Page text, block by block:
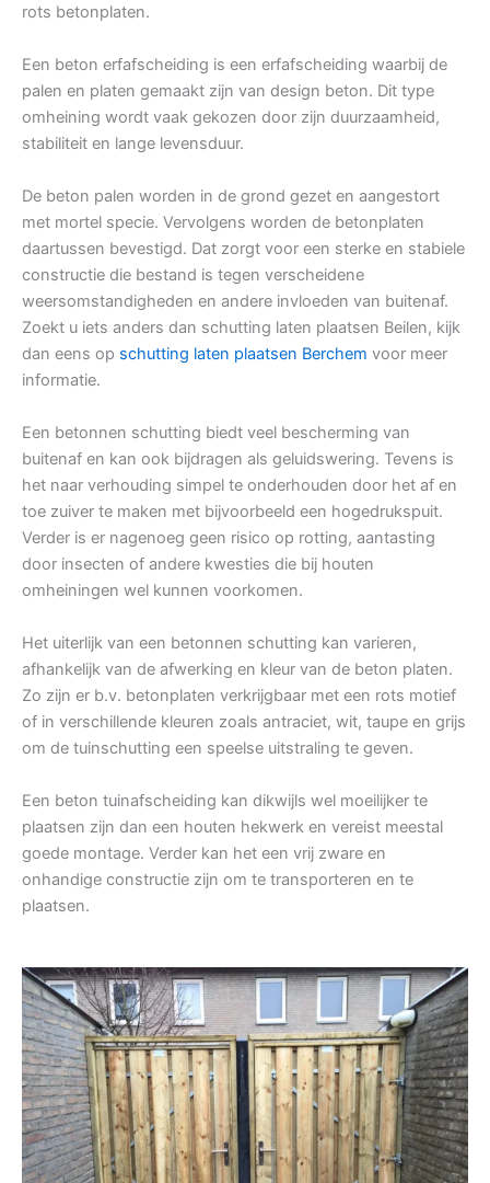
rots betonplaten.
Een beton erfafscheiding is een erfafscheiding waarbij de
palen en platen gemaakt zijn van design beton. Dit type
omheining wordt vaak gekozen door zijn duurzaamheid,
stabiliteit en lange levensduur.
De beton palen worden in de grond gezet en aangestort
met mortel specie. Vervolgens worden de betonplaten
daartussen bevestigd. Dat zorgt voor een sterke en stabiele
constructie die bestand is tegen verscheidene
weersomstandigheden en andere invloeden van buitenaf.
Zoekt u iets anders dan schutting laten plaatsen Beilen, kijk
dan eens op schutting laten plaatsen Berchem voor meer
informatie.
Een betonnen schutting biedt veel bescherming van
buitenaf en kan ook bijdragen als geluidswering. Tevens is
het naar verhouding simpel te onderhouden door het af en
toe zuiver te maken met bijvoorbeeld een hogedrukspuit.
Verder is er nagenoeg geen risico op rotting, aantasting
door insecten of andere kwesties die bij houten
omheiningen wel kunnen voorkomen.
Het uiterlijk van een betonnen schutting kan varieren,
afhankelijk van de afwerking en kleur van de beton platen.
Zo zijn er b.v. betonplaten verkrijgbaar met een rots motief
of in verschillende kleuren zoals antraciet, wit, taupe en grijs
om de tuinschutting een speelse uitstraling te geven.
Een beton tuinafscheiding kan dikwijls wel moeilijker te
plaatsen zijn dan een houten hekwerk en vereist meestal
goede montage. Verder kan het een vrij zware en
onhandige constructie zijn om te transporteren en te
plaatsen.